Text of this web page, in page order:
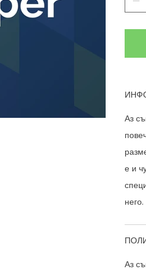
Аз
е и
него.
Аз